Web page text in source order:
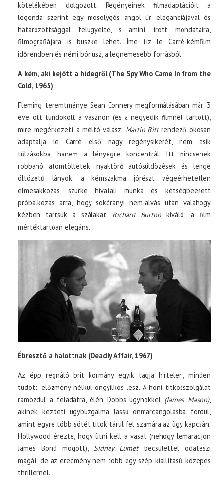
kötelékében dolgozott. Regényeinek filmadaptációit a
legenda szerint egy mosolygós angol úr eleganciájával és
határozottsággal felügyelte, s amint írott mondataira,
filmográfiájára is büszke lehet. Íme tíz le Carré-kémfilm
időrendben és némi bónusz, a legnemesebb forrásból.
A kém, aki bejött a hidegről (The Spy Who Came In from the
Cold, 1965)
Fleming teremtménye Sean Connery megformálásában már 3
éve ott tündökölt a vásznon (és a negyedik filmnél tartott),
mire megérkezett a méltó válasz: Martin Rittrendező okosan
adaptálja le Carré első nagy regénysikerét, nem esik
túlzásokba, hanem a lényegre koncentrál. Itt nincsenek
robbanó atomtöltetek, nyaktörő autósüldözések és lenge
öltözetű lányok: a kémszakma jórészt végeérhetetlen
elmesakkozás, szürke hivatali munka és kétségbeesett
próbálkozás arra, hogy sokórányi nem-alvás után valahogy
kézben tartsuk a szálakat. Richard Burtonkiváló, a film
mértéktartóan elegáns.
Ébresztő a halottnak (Deadly Affair, 1967)
Az épp regnáló brit kormány egyik tagja hirtelen, minden
tudott előzmény nélkül öngyilkos lesz. A honi titkosszolgálat
rámozdul a feladatra, élén Dobbs ügynökkel (James Mason),
akinek kezdeti ügybuzgalma lassú önmarcangolásba fordul,
amint egyre több sötét titok tárul fel számára az ügy kapcsán.
Hollywood érezte, hogy ütni kell a vasat (nehogy lemaradjon
James Bond mögött), Sidney Lumetbecsülettel odateszi
magát, de az eredmény nem több egy szép kiállítású, közepes
thrillernél.